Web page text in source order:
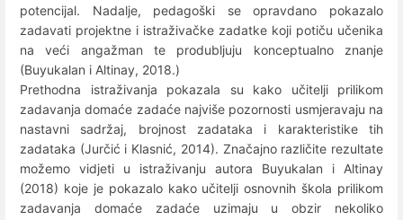
potencijal. Nadalje, pedagoški se opravdano pokazalo
zadavati projektne i istraživačke zadatke koji potiču učenika
na veći angažman te produbljuju konceptualno znanje
(Buyukalan i Altinay, 2018.)
Prethodna istraživanja pokazala su kako učitelji prilikom
zadavanja domaće zadaće najviše pozornosti usmjeravaju na
nastavni sadržaj, brojnost zadataka i karakteristike tih
zadataka (Jurčić i Klasnić, 2014). Značajno različite rezultate
možemo vidjeti u istraživanju autora Buyukalan i Altinay
(2018) koje je pokazalo kako učitelji osnovnih škola prilikom
zadavanja domaće zadaće uzimaju u obzir nekoliko